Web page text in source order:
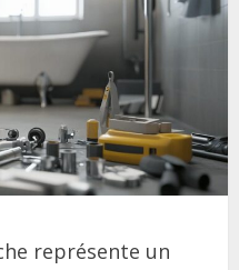
représente un